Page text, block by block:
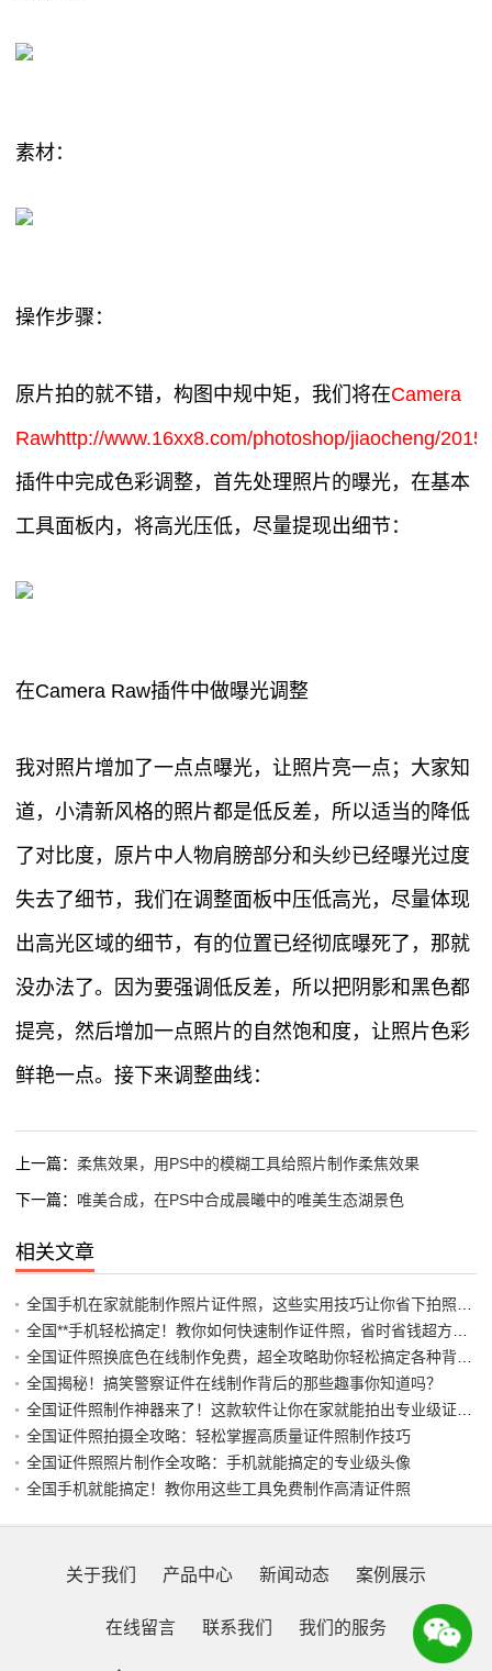
素材：
操作步骤：
原片拍的就不错，构图中规中矩，我们将在Camera
Rawhttp://www.16xx8.com/photoshop/jiaocheng/
插件中完成色彩调整，首先处理照片的曝光，在基本
工具面板内，将高光压低，尽量提现出细节：
在Camera Raw插件中做曝光调整
我对照片增加了一点点曝光，让照片亮一点；大家知
道，小清新风格的照片都是低反差，所以适当的降低
了对比度，原片中人物肩膀部分和头纱已经曝光过度
失去了细节，我们在调整面板中压低高光，尽量体现
出高光区域的细节，有的位置已经彻底曝死了，那就
没办法了。因为要强调低反差，所以把阴影和黑色都
提亮，然后增加一点照片的自然饱和度，让照片色彩
鲜艳一点。接下来调整曲线：
上一篇： 柔焦效果，用PS中的模糊工具给照片制作柔焦效果
下一篇： 唯美合成，在PS中合成晨曦中的唯美生态湖景色
相关文章
全国揭秘！搞笑警察证件在线制作背后的那些趣事你知道吗？
全国证件照拍摄全攻略：轻松掌握高质量证件照制作技巧
全国证件照照片制作全攻略：手机就能搞定的专业级头像
全国手机就能搞定！教你用这些工具免费制作高清证件照
关于我们 产品中心 新闻动态 案例展示
在线留言 联系我们 我们的服务